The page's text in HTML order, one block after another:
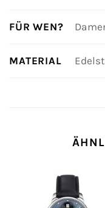
FÜR WEN?
MATERIAL